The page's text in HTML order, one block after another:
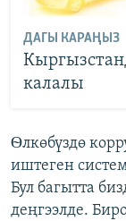
ДАГЫ КАРАҢЫЗ
калалы
Ѳлкөбүздө
иштеген
Бул багытта
деңгээлде.